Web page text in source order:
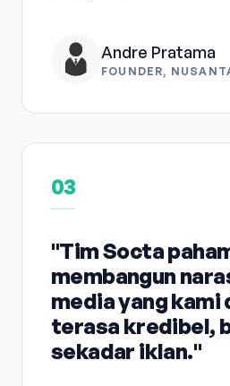
Andre Pratama
FOUNDER,
03
"Tim Socta
membangun
media yang kami
terasa kredibel,
sekadar iklan."